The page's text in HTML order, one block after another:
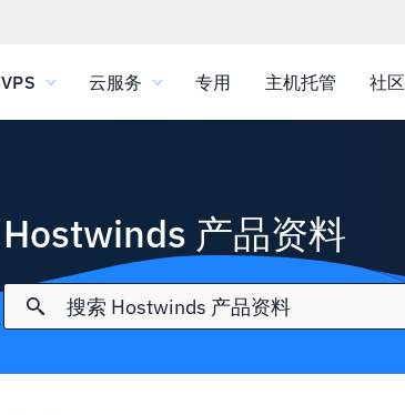
VPS 云服务 专用 主机托管 社区
Hostwinds 产品资料